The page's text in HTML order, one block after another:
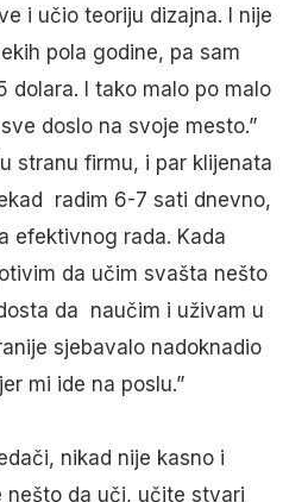
i učio teoriju dizajna. I nije
pola godine, pa sam
dolara. I tako malo po malo
doslo na svoje mesto.”
stranu firmu, i par klijenata
radim 6-7 sati dnevno,
efektivnog rada. Kada
da učim svašta nešto
da naučim i uživam u
sjebavalo nadoknadio
mi ide na poslu.”
nikad nije kasno i
nešto da uči, učite stvari